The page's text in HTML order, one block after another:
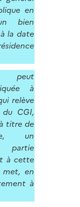
en
bien
la date
peut
à
relève
CGI,
titre de
un
partie
à cette
en
à